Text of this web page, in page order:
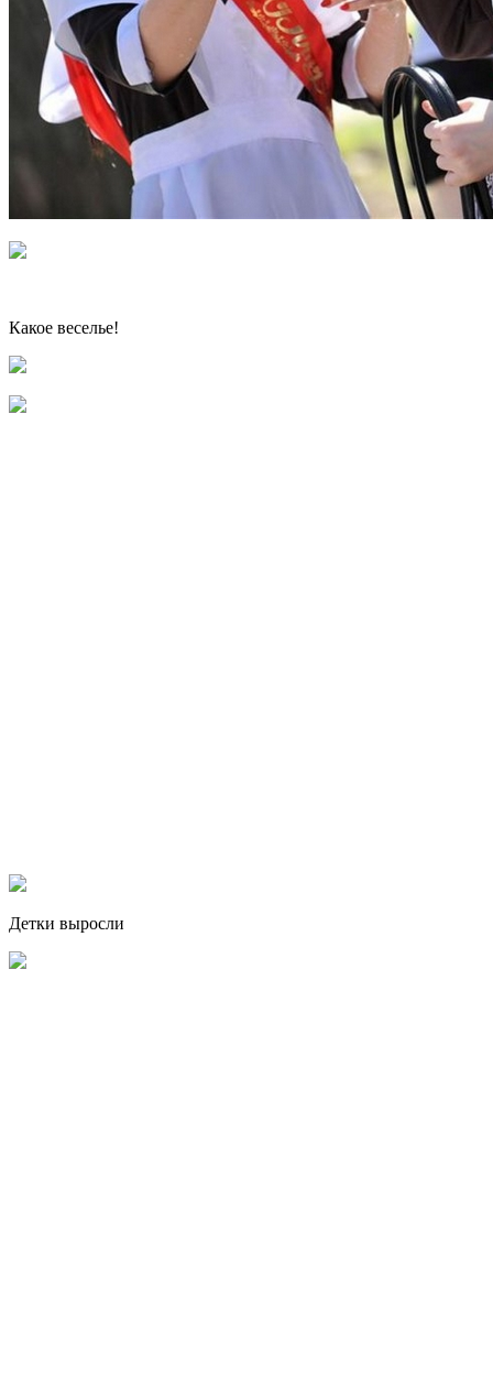
Какое веселье!
Детки выросли